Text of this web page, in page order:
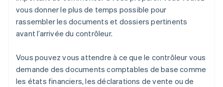
vous donner le plus de temps possible pour
rassembler les documents et dossiers pertinents
avant l’arrivée du contrôleur.
Vous pouvez vous attendre à ce que le contrôleur vous
demande des documents comptables de base comme
les états financiers, les déclarations de vente ou de